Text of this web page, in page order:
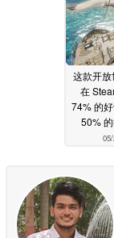
这款开
在
74% 的
50% 的